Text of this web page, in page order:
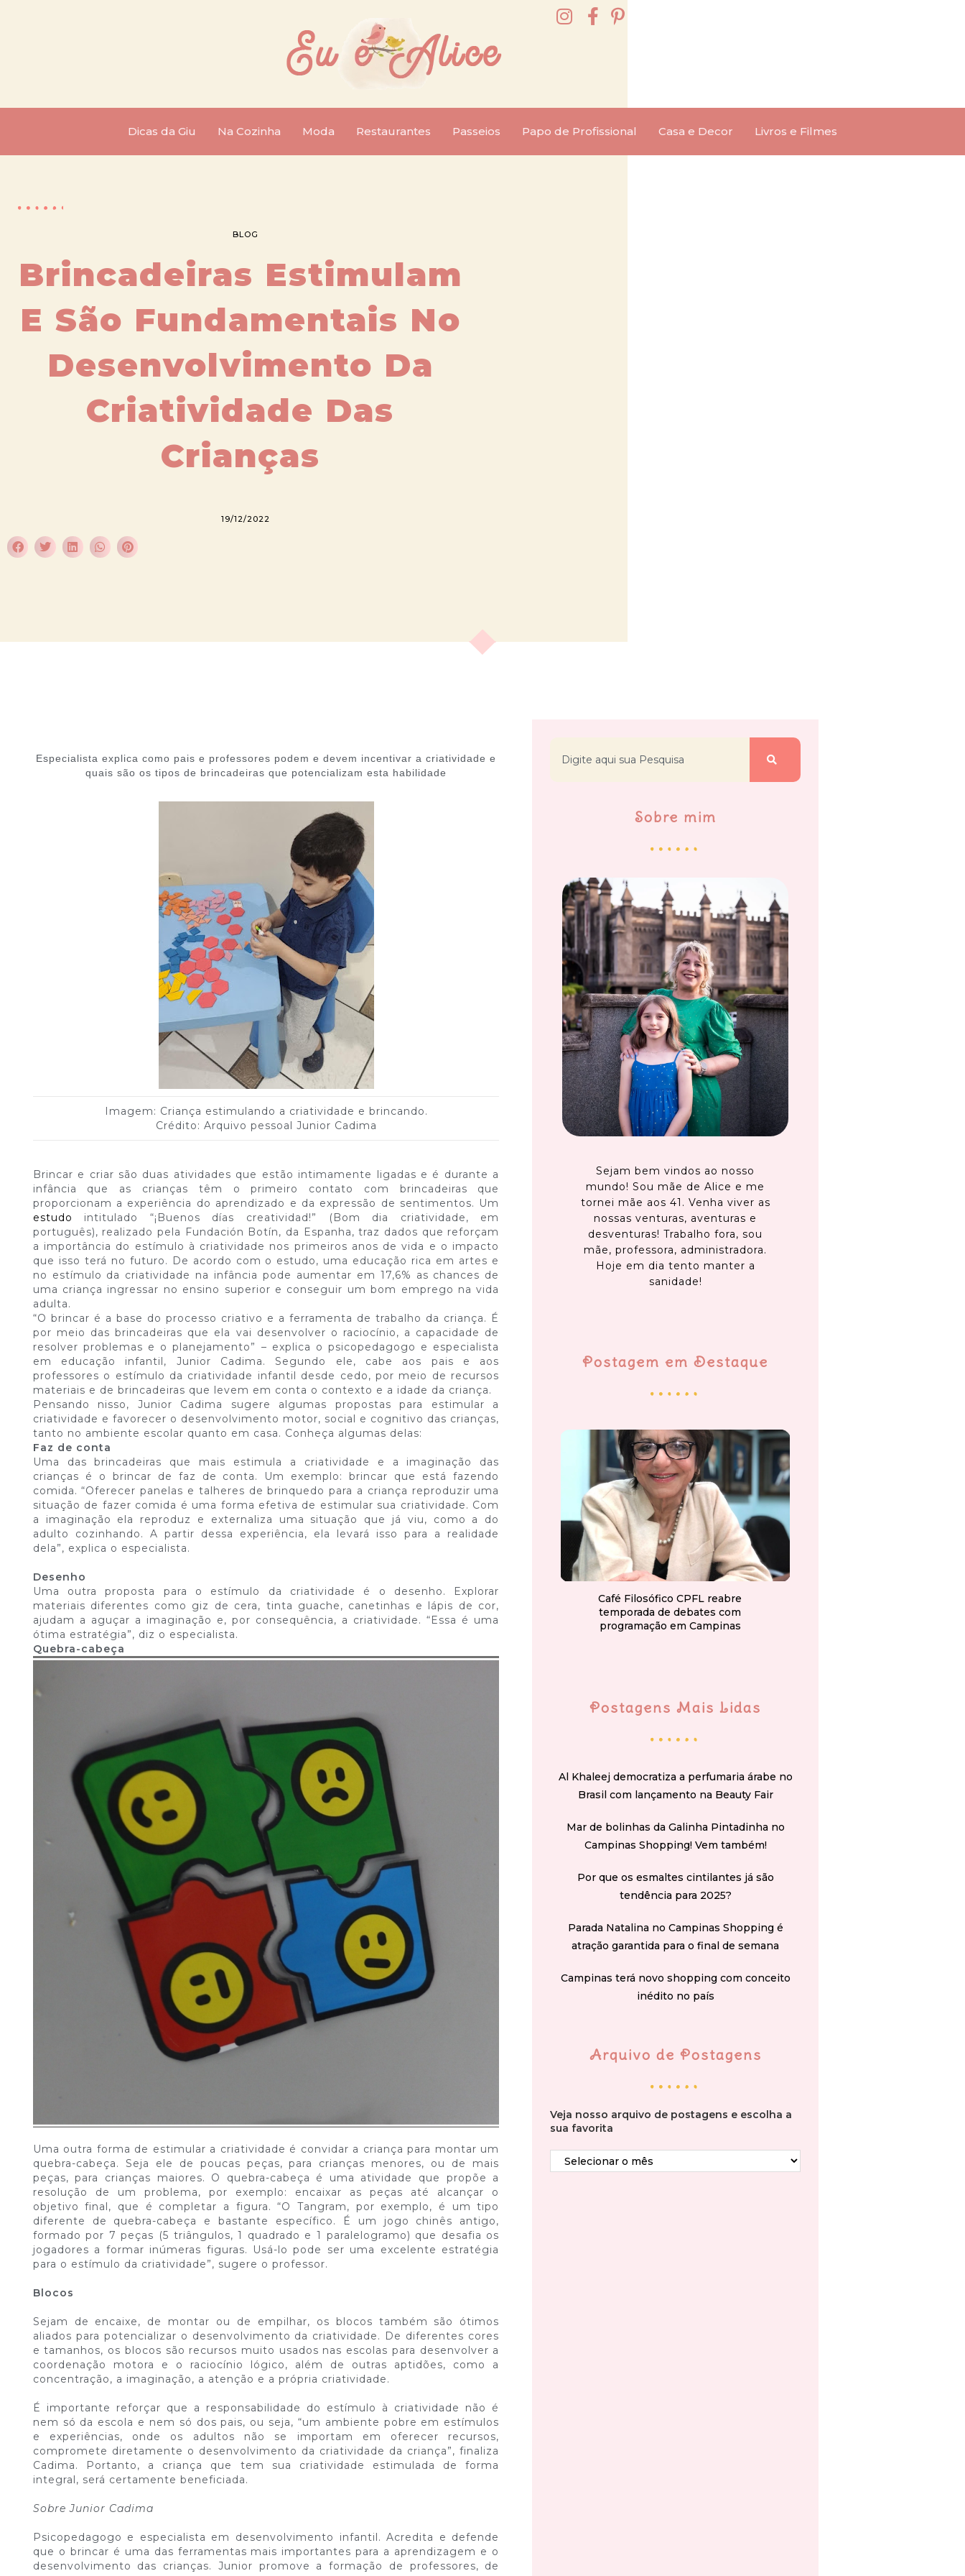
Dicas da Giu Na Cozinha Moda Restaurantes Passeios Papo de Profissional Casa e Decor Livros e Filmes
BLOG
Brincadeiras Estimulam
E São Fundamentais No
Desenvolvimento Da
Criatividade Das
Crianças
19/12/2022
Especialista explica como pais e professores podem e devem incentivar a criatividade e
quais são os tipos de brincadeiras que potencializam esta habilidade
Imagem: Criança estimulando a criatividade e brincando.
Crédito: Arquivo pessoal Junior Cadima
Brincar e criar são duas atividades que estão intimamente ligadas e é durante a
infância que as crianças têm o primeiro contato com brincadeiras que
proporcionam a experiência do aprendizado e da expressão de sentimentos. Um
estudo intitulado “¡Buenos días creatividad!” (Bom dia criatividade, em
português), realizado pela Fundación Botín, da Espanha, traz dados que reforçam
a importância do estímulo à criatividade nos primeiros anos de vida e o impacto
que isso terá no futuro. De acordo com o estudo, uma educação rica em artes e
no estímulo da criatividade na infância pode aumentar em 17,6% as chances de
uma criança ingressar no ensino superior e conseguir um bom emprego na vida
adulta.
“O brincar é a base do processo criativo e a ferramenta de trabalho da criança. É
por meio das brincadeiras que ela vai desenvolver o raciocínio, a capacidade de
resolver problemas e o planejamento” – explica o psicopedagogo e especialista
em educação infantil, Junior Cadima. Segundo ele, cabe aos pais e aos
professores o estímulo da criatividade infantil desde cedo, por meio de recursos
materiais e de brincadeiras que levem em conta o contexto e a idade da criança.
Pensando nisso, Junior Cadima sugere algumas propostas para estimular a
criatividade e favorecer o desenvolvimento motor, social e cognitivo das crianças,
tanto no ambiente escolar quanto em casa. Conheça algumas delas:
Faz de conta
Uma das brincadeiras que mais estimula a criatividade e a imaginação das
crianças é o brincar de faz de conta. Um exemplo: brincar que está fazendo
comida. “Oferecer panelas e talheres de brinquedo para a criança reproduzir uma
situação de fazer comida é uma forma efetiva de estimular sua criatividade. Com
a imaginação ela reproduz e externaliza uma situação que já viu, como a do
adulto cozinhando. A partir dessa experiência, ela levará isso para a realidade
dela”, explica o especialista.
Desenho
Uma outra proposta para o estímulo da criatividade é o desenho. Explorar
materiais diferentes como giz de cera, tinta guache, canetinhas e lápis de cor,
ajudam a aguçar a imaginação e, por consequência, a criatividade. “Essa é uma
ótima estratégia”, diz o especialista.
Quebra-cabeça
Uma outra forma de estimular a criatividade é convidar a criança para montar um
quebra-cabeça. Seja ele de poucas peças, para crianças menores, ou de mais
peças, para crianças maiores. O quebra-cabeça é uma atividade que propõe a
resolução de um problema, por exemplo: encaixar as peças até alcançar o
objetivo final, que é completar a figura. “O Tangram, por exemplo, é um tipo
diferente de quebra-cabeça e bastante específico. É um jogo chinês antigo,
formado por 7 peças (5 triângulos, 1 quadrado e 1 paralelogramo) que desafia os
jogadores a formar inúmeras figuras. Usá-lo pode ser uma excelente estratégia
para o estímulo da criatividade”, sugere o professor.
Blocos
Sejam de encaixe, de montar ou de empilhar, os blocos também são ótimos
aliados para potencializar o desenvolvimento da criatividade. De diferentes cores
e tamanhos, os blocos são recursos muito usados nas escolas para desenvolver a
coordenação motora e o raciocínio lógico, além de outras aptidões, como a
concentração, a imaginação, a atenção e a própria criatividade.
É importante reforçar que a responsabilidade do estímulo à criatividade não é
nem só da escola e nem só dos pais, ou seja, “um ambiente pobre em estímulos
e experiências, onde os adultos não se importam em oferecer recursos,
compromete diretamente o desenvolvimento da criatividade da criança”, finaliza
Cadima. Portanto, a criança que tem sua criatividade estimulada de forma
integral, será certamente beneficiada.
Sobre Junior Cadima
Psicopedagogo e especialista em desenvolvimento infantil. Acredita e defende
que o brincar é uma das ferramentas mais importantes para a aprendizagem e o
desenvolvimento das crianças. Junior promove a formação de professores, de
Sobre mim
Sejam bem vindos ao nosso
mundo! Sou mãe de Alice e me
tornei mãe aos 41. Venha viver as
nossas venturas, aventuras e
desventuras! Trabalho fora, sou
mãe, professora, administradora.
Hoje em dia tento manter a
sanidade!
Postagem em Destaque
Café Filosófico CPFL reabre
temporada de debates com
programação em Campinas
Postagens Mais Lidas
Al Khaleej democratiza a perfumaria árabe no
Brasil com lançamento na Beauty Fair
Mar de bolinhas da Galinha Pintadinha no
Campinas Shopping! Vem também!
Por que os esmaltes cintilantes já são
tendência para 2025?
Parada Natalina no Campinas Shopping é
atração garantida para o final de semana
Campinas terá novo shopping com conceito
inédito no país
Arquivo de Postagens
Veja nosso arquivo de postagens e escolha a
sua favorita